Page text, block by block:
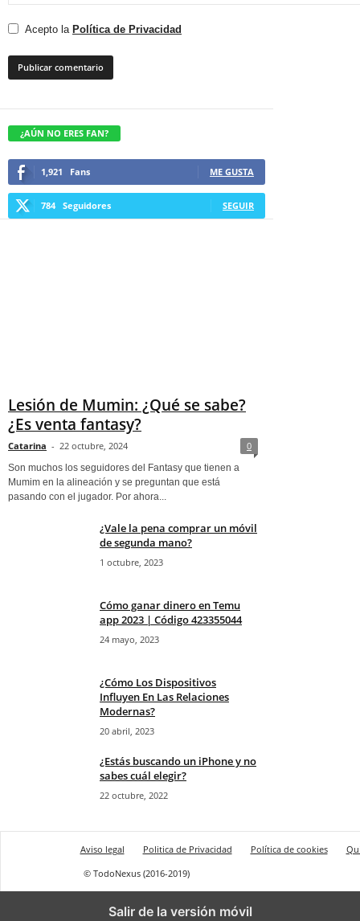
Acepto la Política de Privacidad
¿AÚN NO ERES FAN?
1,921 Fans ME GUSTA
784 Seguidores SEGUIR
Lesión de Mumin: ¿Qué se sabe?
¿Es venta fantasy?
Catarina - 22 octubre, 2024 0
Son muchos los seguidores del Fantasy que tienen a
Mumim en la alineación y se preguntan que está
pasando con el jugador. Por ahora...
¿Vale la pena comprar un móvil
de segunda mano?
1 octubre, 2023
Cómo ganar dinero en Temu
app 2023 | Código 423355044
24 mayo, 2023
¿Cómo Los Dispositivos
Influyen En Las Relaciones
Modernas?
20 abril, 2023
¿Estás buscando un iPhone y no
sabes cuál elegir?
22 octubre, 2022
Aviso legal Politica de Privacidad Política de cookies
© TodoNexus (2016-2019)
Salir de la versión móvil